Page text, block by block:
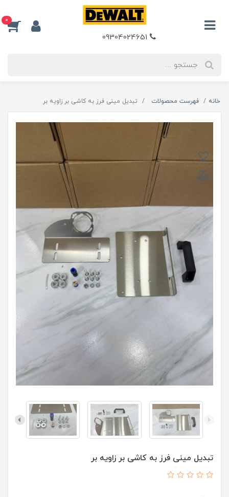
0
خانه فهرست محصولات تبدیل مینی فرز به کاشی بر زاویه بر
تبدیل مینی فرز به کاشی بر زاویه بر